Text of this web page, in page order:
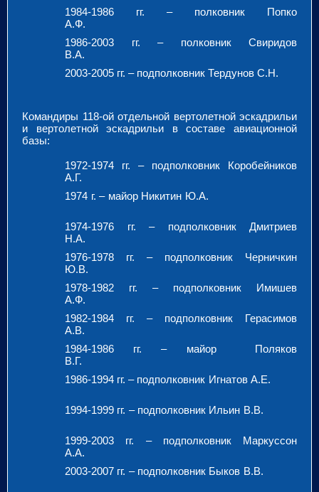
1984-1986 гг. – полковник Попко
А.Ф.
1986-2003 гг. – полковник Свиридов
В.А.
2003-2005 гг. – подполковник Тердунов С.Н.
Командиры 118-ой отдельной вертолетной эскадрильи
и вертолетной эскадрильи в составе авиационной
базы:
1972-1974 гг. – подполковник Коробейников
А.Г.
1974 г. – майор Никитин Ю.А.
1974-1976 гг. – подполковник Дмитриев
Н.А.
1976-1978 гг. – подполковник Черничкин
Ю.В.
1978-1982 гг. – подполковник Имишев
А.Ф.
1982-1984 гг. – подполковник Герасимов
А.В.
1984-1986 гг. – майор Поляков
В.Г.
1986-1994 гг. – подполковник Игнатов А.Е.
1994-1999 гг. – подполковник Ильин В.В.
1999-2003 гг. – подполковник Маркуссон
А.А.
2003-2007 гг. – подполковник Быков В.В.